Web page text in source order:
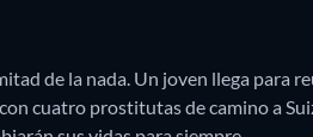
de la nada. Un joven llega para
cuatro prostitutas de camino a